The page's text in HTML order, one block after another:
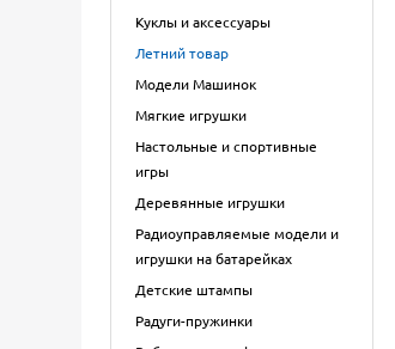
Куклы и аксессуары
Летний товар
Модели Машинок
Мягкие игрушки
Настольные и спортивные
игры
Деревянные игрушки
Радиоуправляемые модели и
игрушки на батарейках
Детские штампы
Радуги-пружинки